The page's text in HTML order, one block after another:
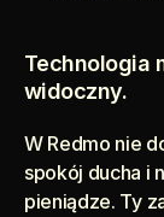
Technologia
widoczny.
W Redmo nie
spokój ducha i
pieniądze. Ty